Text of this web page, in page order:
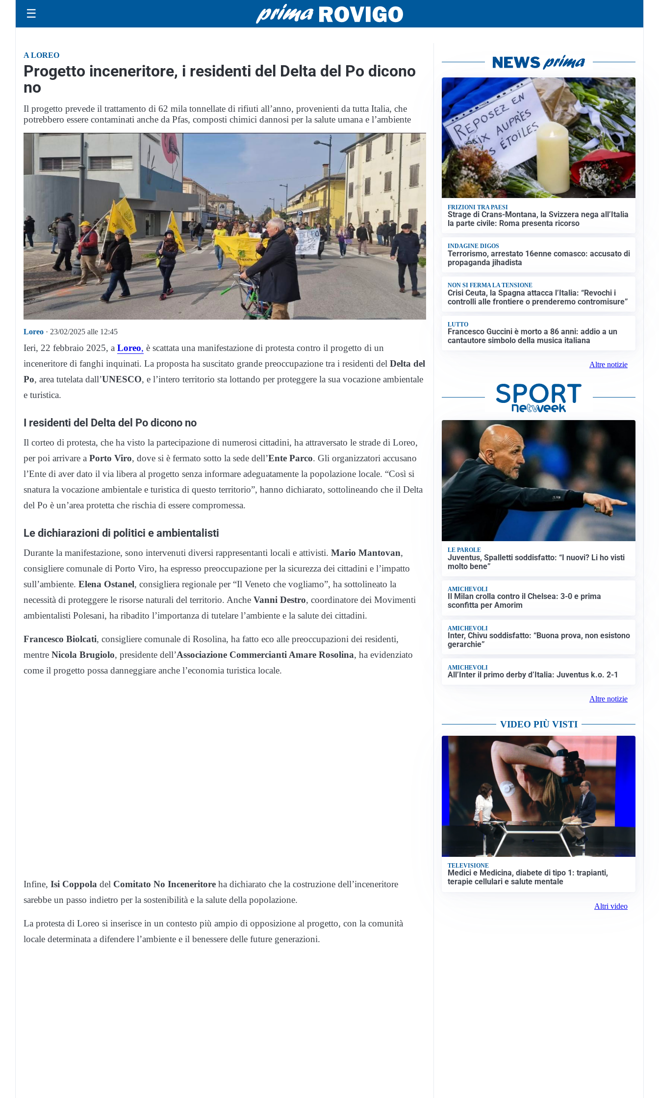
☰
A LOREO
Progetto inceneritore, i residenti del Delta del Po dicono
no
Il progetto prevede il trattamento di 62 mila tonnellate di rifiuti all’anno, provenienti da tutta Italia, che
potrebbero essere contaminati anche da Pfas, composti chimici dannosi per la salute umana e l’ambiente
Loreo · 23/02/2025 alle 12:45
Ieri, 22 febbraio 2025, a Loreo, è scattata una manifestazione di protesta contro il progetto di un
inceneritore di fanghi inquinati. La proposta ha suscitato grande preoccupazione tra i residenti del Delta del
Po, area tutelata dall’UNESCO, e l’intero territorio sta lottando per proteggere la sua vocazione ambientale
e turistica.
I residenti del Delta del Po dicono no
Il corteo di protesta, che ha visto la partecipazione di numerosi cittadini, ha attraversato le strade di Loreo,
per poi arrivare a Porto Viro, dove si è fermato sotto la sede dell’Ente Parco. Gli organizzatori accusano
l’Ente di aver dato il via libera al progetto senza informare adeguatamente la popolazione locale. “Così si
snatura la vocazione ambientale e turistica di questo territorio”, hanno dichiarato, sottolineando che il Delta
del Po è un’area protetta che rischia di essere compromessa.
Le dichiarazioni di politici e ambientalisti
Durante la manifestazione, sono intervenuti diversi rappresentanti locali e attivisti. Mario Mantovan,
consigliere comunale di Porto Viro, ha espresso preoccupazione per la sicurezza dei cittadini e l’impatto
sull’ambiente. Elena Ostanel, consigliera regionale per “Il Veneto che vogliamo”, ha sottolineato la
necessità di proteggere le risorse naturali del territorio. Anche Vanni Destro, coordinatore dei Movimenti
ambientalisti Polesani, ha ribadito l’importanza di tutelare l’ambiente e la salute dei cittadini.
Francesco Biolcati, consigliere comunale di Rosolina, ha fatto eco alle preoccupazioni dei residenti,
mentre Nicola Brugiolo, presidente dell’Associazione Commercianti Amare Rosolina, ha evidenziato
come il progetto possa danneggiare anche l’economia turistica locale.
Infine, Isi Coppola del Comitato No Inceneritore ha dichiarato che la costruzione dell’inceneritore
sarebbe un passo indietro per la sostenibilità e la salute della popolazione.
La protesta di Loreo si inserisce in un contesto più ampio di opposizione al progetto, con la comunità
locale determinata a difendere l’ambiente e il benessere delle future generazioni.
FRIZIONI TRA PAESI
Strage di Crans-Montana, la Svizzera nega all’Italia
la parte civile: Roma presenta ricorso
INDAGINE DIGOS
Terrorismo, arrestato 16enne comasco: accusato di
propaganda jihadista
NON SI FERMA LA TENSIONE
Crisi Ceuta, la Spagna attacca l’Italia: “Revochi i
controlli alle frontiere o prenderemo contromisure”
LUTTO
Francesco Guccini è morto a 86 anni: addio a un
cantautore simbolo della musica italiana
Altre notizie
LE PAROLE
Juventus, Spalletti soddisfatto: “I nuovi? Li ho visti
molto bene”
AMICHEVOLI
Il Milan crolla contro il Chelsea: 3-0 e prima
sconfitta per Amorim
AMICHEVOLI
Inter, Chivu soddisfatto: “Buona prova, non esistono
gerarchie”
AMICHEVOLI
All’Inter il primo derby d’Italia: Juventus k.o. 2-1
Altre notizie
VIDEO PIÙ VISTI
TELEVISIONE
Medici e Medicina, diabete di tipo 1: trapianti,
terapie cellulari e salute mentale
Altri video